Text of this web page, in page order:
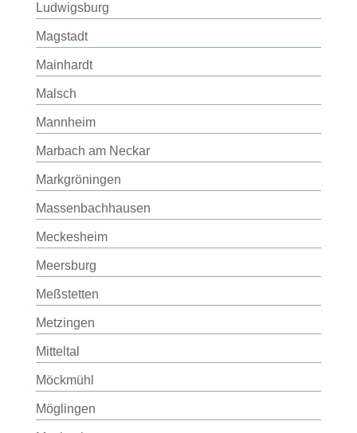
Ludwigsburg
Magstadt
Mainhardt
Malsch
Mannheim
Marbach am Neckar
Markgröningen
Massenbachhausen
Meckesheim
Meersburg
Meßstetten
Metzingen
Mitteltal
Möckmühl
Möglingen